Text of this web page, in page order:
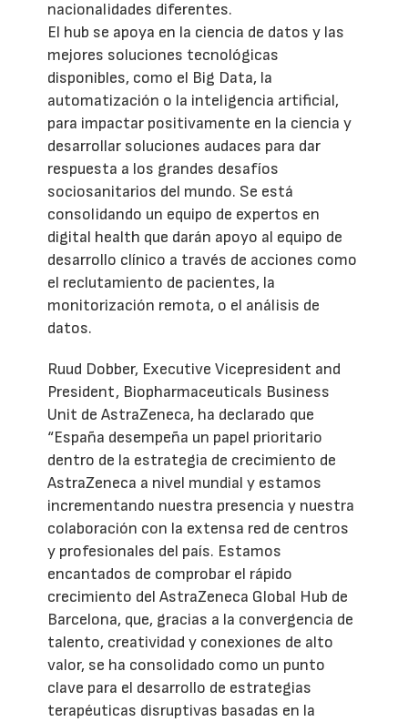
nacionalidades diferentes.
El hub se apoya en la ciencia de datos y las
mejores soluciones tecnológicas
disponibles, como el Big Data, la
automatización o la inteligencia artificial,
para impactar positivamente en la ciencia y
desarrollar soluciones audaces para dar
respuesta a los grandes desafíos
sociosanitarios del mundo. Se está
consolidando un equipo de expertos en
digital health que darán apoyo al equipo de
desarrollo clínico a través de acciones como
el reclutamiento de pacientes, la
monitorización remota, o el análisis de
datos.
Ruud Dobber, Executive Vicepresident and
President, Biopharmaceuticals Business
Unit de AstraZeneca, ha declarado que
“España desempeña un papel prioritario
dentro de la estrategia de crecimiento de
AstraZeneca a nivel mundial y estamos
incrementando nuestra presencia y nuestra
colaboración con la extensa red de centros
y profesionales del país. Estamos
encantados de comprobar el rápido
crecimiento del AstraZeneca Global Hub de
Barcelona, que, gracias a la convergencia de
talento, creatividad y conexiones de alto
valor, se ha consolidado como un punto
clave para el desarrollo de estrategias
terapéuticas disruptivas basadas en la